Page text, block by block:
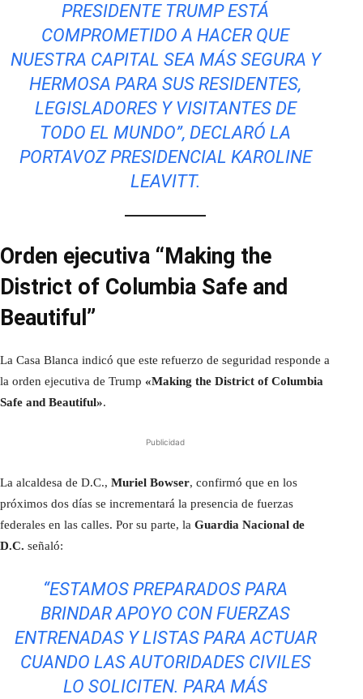
PRESIDENTE TRUMP ESTÁ
COMPROMETIDO A HACER QUE
NUESTRA CAPITAL SEA MÁS SEGURA Y
HERMOSA PARA SUS RESIDENTES,
LEGISLADORES Y VISITANTES DE
TODO EL MUNDO”, DECLARÓ LA
PORTAVOZ PRESIDENCIAL KAROLINE
LEAVITT.
Orden ejecutiva “Making the
District of Columbia Safe and
Beautiful”
La Casa Blanca indicó que este refuerzo de seguridad responde a
la orden ejecutiva de Trump «Making the District of Columbia
Safe and Beautiful».
Publicidad
La alcaldesa de D.C., Muriel Bowser, confirmó que en los
próximos dos días se incrementará la presencia de fuerzas
federales en las calles. Por su parte, la Guardia Nacional de
D.C. señaló:
“ESTAMOS PREPARADOS PARA
BRINDAR APOYO CON FUERZAS
ENTRENADAS Y LISTAS PARA ACTUAR
CUANDO LAS AUTORIDADES CIVILES
LO SOLICITEN. PARA MÁS